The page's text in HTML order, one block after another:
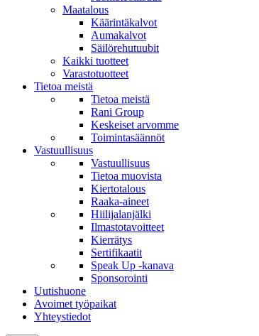
Maatalous
Käärintäkalvot
Aumakalvot
Säilörehutuubit
Kaikki tuotteet
Varastotuotteet
Tietoa meistä
Tietoa meistä
Rani Group
Keskeiset arvomme
Toimintasäännöt
Vastuullisuus
Vastuullisuus
Tietoa muovista
Kiertotalous
Raaka-aineet
Hiilijalanjälki
Ilmastotavoitteet
Kierrätys
Sertifikaatit
Speak Up -kanava
Sponsorointi
Uutishuone
Avoimet työpaikat
Yhteystiedot